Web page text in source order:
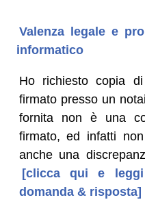
Valenza legale e
informatico
Ho richiesto copia
firmato presso un
fornita non è una
firmato, ed infatti
anche una
[clicca qui e
domanda & risposta]